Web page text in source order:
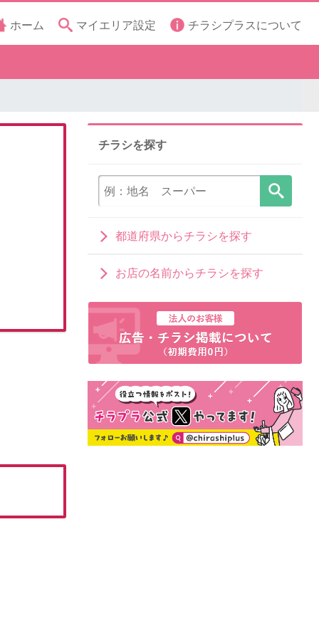
ホーム マイエリア設定 チラシプラスについて
チラシを探す
都道府県からチラシを探す
お店の名前からチラシを探す